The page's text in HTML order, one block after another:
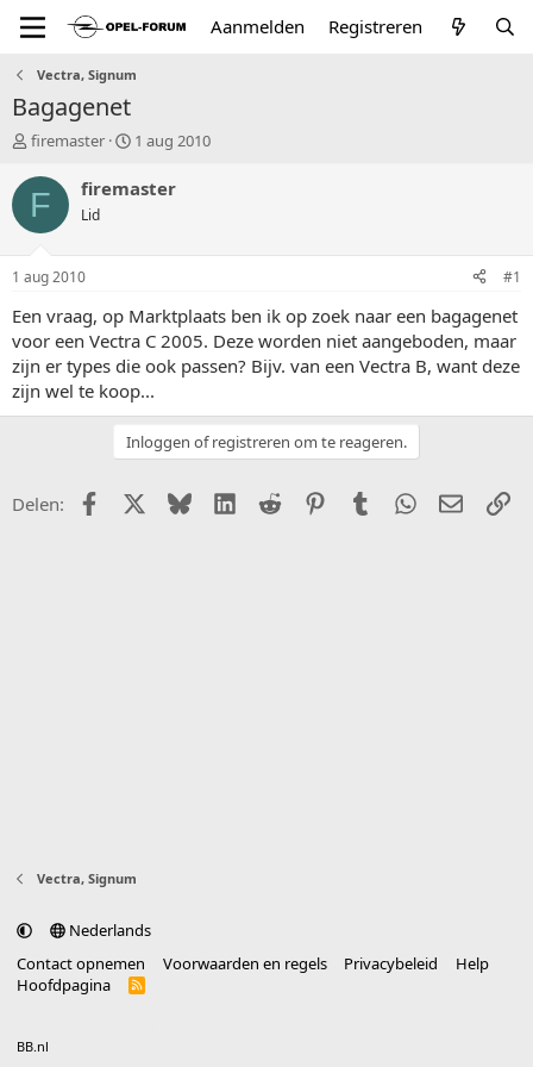
Aanmelden Registreren
Vectra, Signum
Bagagenet
T
p
a
r
e
r
firemaster
S
a
u
1 aug 2010
F firemaster
Lid
1 aug 2010 #1
Een vraag, op Marktplaats ben ik op zoek naar een bagagenet
voor een Vectra C 2005. Deze worden niet aangeboden, maar
zijn er types die ook passen? Bijv. van een Vectra B, want deze
zijn wel te koop...
Inloggen of registreren om te reageren.
Delen: FacebookX (Twitter)
BlueskyLinkedIn
Reddit PinterestTumblr WhatsApp
E-mail
Vectra, Signum
Nederlands
Contact opnemen
Voorwaarden en regels Privacybeleid
Help
Hoofdpagina
R
BB.nl